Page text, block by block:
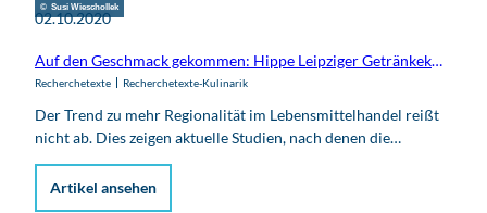
© Susi Wieschollek
02.10.2020
Auf den Geschmack gekommen: Hippe Leipziger Getränkekreationen
Recherchetexte Recherchetexte-Kulinarik
Der Trend zu mehr Regionalität im Lebensmittelhandel reißt
nicht ab. Dies zeigen aktuelle Studien, nach denen die…
Artikel ansehen